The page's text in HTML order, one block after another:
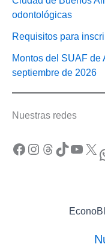
odontológicas
Requisitos para
Montos del SUAF de
septiembre de 2026
Nuestras redes
Facebook Instagram Threads TikTok YouTube X WhatsApp